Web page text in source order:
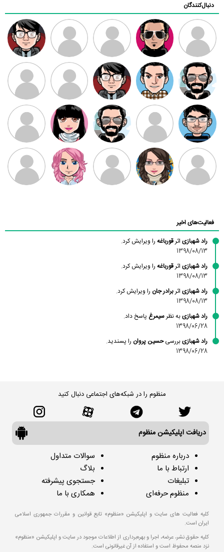
دنبال‌کنندگان
ممدرضا رضا کاظمی زهرا ~ ابتین
سید محمد
موسوی
مهدی فرهمند مهدی سلطانی داود رضیی
طرفدار میلی
بابی براون
کیوان کیانی
سامان راحمی امیردلتا امیروو ملیکا منتظری عارفه داستانپور
فعالیت‌های اخیر
راد شهبازی اثرقورباغه را ویرایش کرد.
1398/08/13
راد شهبازی اثرقورباغه را ویرایش کرد.
1398/08/13
راد شهبازی اثربرادر جان را ویرایش کرد.
1398/08/13
راد شهبازیبه نظرسیمرغ پاسخ داد.
1398/06/28
راد شهبازیبررسیحسین پروان را پسندید.
1398/06/28
منظوم را در شبکه‌های اجتماعی دنبال کنید
دریافت اپلیکیشن منظوم
درباره منظوم
ارتباط با ما
تبلیغات
منظوم حرفه‌ای
سوالات متداول
بلاگ
جستجوی پیشرفته
همکاری با ما
کلیه فعالیت های سایت و اپلیکیشن «منظوم» تابع قوانین و مقررات جمهوری اسلامی
ایران است.
کلیه حقوق نشر، عرضه، اجرا و بهره‌برداری از اطلاعات موجود در سایت و اپلیکیشن «منظوم»
نزد منصه محفوظ است و استفاده از آن غیرقانونی است.